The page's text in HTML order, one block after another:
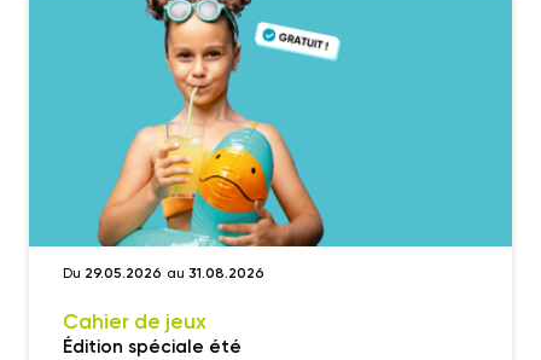
Du 29.05.2026 au 31.08.2026
Cahier de jeux
Édition spéciale été